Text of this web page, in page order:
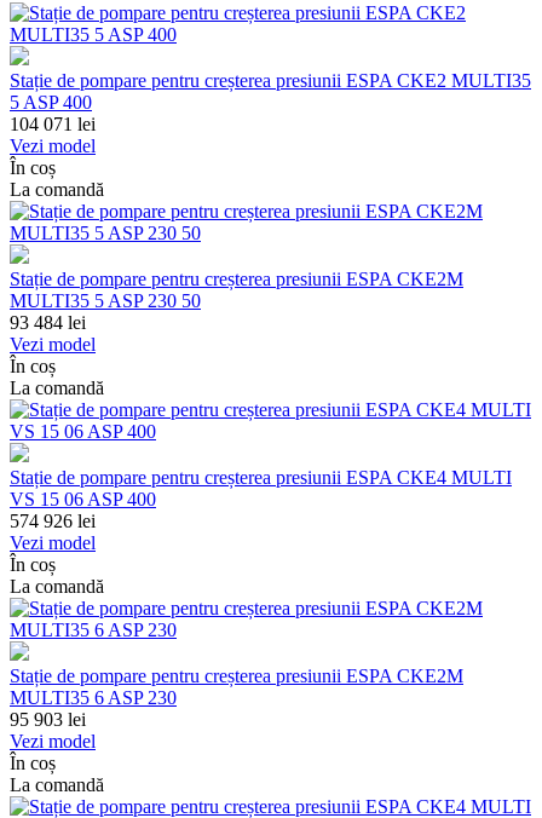
Stație de pompare pentru creșterea presiunii ESPA CKE2 MULTI35
5 ASP 400
104 071 lei
Vezi model
În coș
La comandă
Stație de pompare pentru creșterea presiunii ESPA CKE2M
MULTI35 5 ASP 230 50
93 484 lei
Vezi model
În coș
La comandă
Stație de pompare pentru creșterea presiunii ESPA CKE4 MULTI
VS 15 06 ASP 400
574 926 lei
Vezi model
În coș
La comandă
Stație de pompare pentru creșterea presiunii ESPA CKE2M
MULTI35 6 ASP 230
95 903 lei
Vezi model
În coș
La comandă